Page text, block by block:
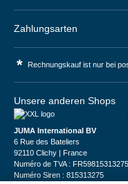
Zahlungsarten
* Rechnungskauf ist nur bei
Unsere anderen Shops
JUMA International BV
6 Rue des Bateliers
92110 Clichy | France
Numéro de TVA : FR59815313275
Numéro Siren : 815313275